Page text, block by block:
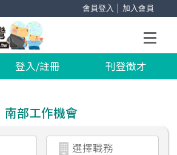
會員登入 加入會員
登入/註冊 刊登徵才
南部工作機會